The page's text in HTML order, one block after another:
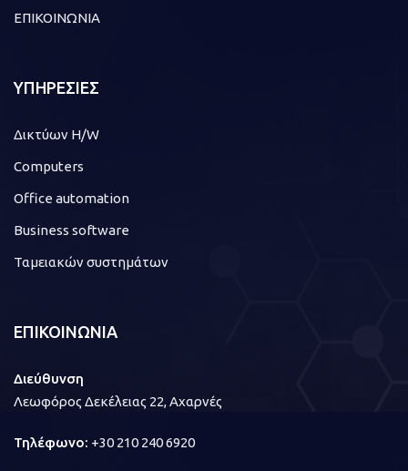
ΕΠΙΚΟΙΝΩΝΙΑ
ΥΠΗΡΕΣΙΕΣ
Δικτύων H/W
Computers
Office automation
Business software
Ταμειακών συστημάτων
ΕΠΙΚΟΙΝΩΝΙΑ
Διεύθυνση
Λεωφόρος Δεκέλειας 22, Αχαρνές
Τηλέφωνο: +30 210 240 6920